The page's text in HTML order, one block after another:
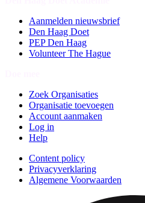
Aanmelden nieuwsbrief
Den Haag Doet
PEP Den Haag
Volunteer The Hague
Zoek Organisaties
Organisatie toevoegen
Account aanmaken
Log in
Help
Content policy
Privacyverklaring
Algemene Voorwaarden